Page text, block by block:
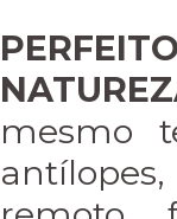
mesmo